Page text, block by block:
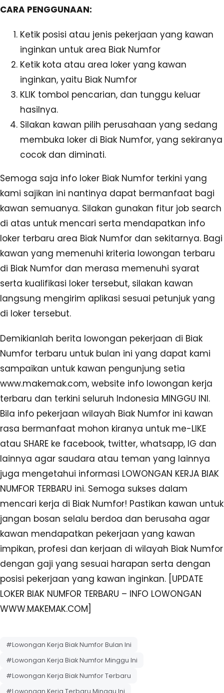
CARA PENGGUNAAN:
Ketik posisi atau jenis pekerjaan yang kawan
inginkan untuk area Biak Numfor
Ketik kota atau area loker yang kawan
inginkan, yaitu Biak Numfor
KLIK tombol pencarian, dan tunggu keluar
hasilnya.
Silakan kawan pilih perusahaan yang sedang
membuka loker di Biak Numfor, yang sekiranya
cocok dan diminati.
Semoga saja info loker Biak Numfor terkini yang
kami sajikan ini nantinya dapat bermanfaat bagi
kawan semuanya. Silakan gunakan fitur job search
di atas untuk mencari serta mendapatkan info
loker terbaru area Biak Numfor dan sekitarnya. Bagi
kawan yang memenuhi kriteria lowongan terbaru
di Biak Numfor dan merasa memenuhi syarat
serta kualifikasi loker tersebut, silakan kawan
langsung mengirim aplikasi sesuai petunjuk yang
di loker tersebut.
Demikianlah berita lowongan pekerjaan di Biak
Numfor terbaru untuk bulan ini yang dapat kami
sampaikan untuk kawan pengunjung setia
www.makemak.com, website info lowongan kerja
terbaru dan terkini seluruh Indonesia MINGGU INI.
Bila info pekerjaan wilayah Biak Numfor ini kawan
rasa bermanfaat mohon kiranya untuk me-LIKE
atau SHARE ke facebook, twitter, whatsapp, IG dan
lainnya agar saudara atau teman yang lainnya
juga mengetahui informasi LOWONGAN KERJA BIAK
NUMFOR TERBARU ini. Semoga sukses dalam
mencari kerja di Biak Numfor! Pastikan kawan untuk
jangan bosan selalu berdoa dan berusaha agar
kawan mendapatkan pekerjaan yang kawan
impikan, profesi dan kerjaan di wilayah Biak Numfor
dengan gaji yang sesuai harapan serta dengan
posisi pekerjaan yang kawan inginkan. [UPDATE
LOKER BIAK NUMFOR TERBARU – INFO LOWONGAN
WWW.MAKEMAK.COM]
#Lowongan Kerja Biak Numfor Bulan Ini
#Lowongan Kerja Biak Numfor Minggu Ini
#Lowongan Kerja Biak Numfor Terbaru
#Lowongan Kerja Terbaru Minggu Ini